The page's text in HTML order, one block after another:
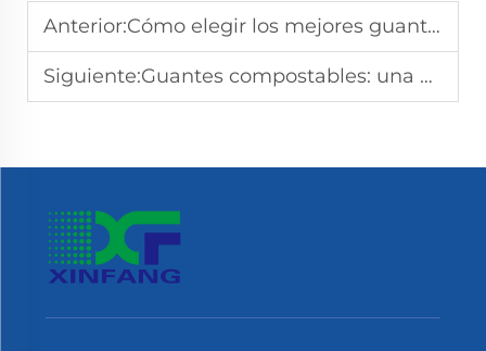
Anterior:Cómo elegir los mejores guantes compostables: consejos de expertos
Siguiente:Guantes compostables: una opción sostenible para restaurantes